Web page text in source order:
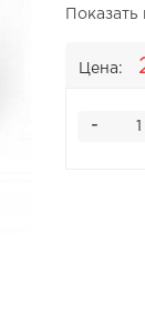
Цена:
-